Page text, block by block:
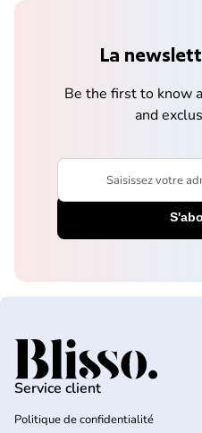
La
Be the first to know
and
Saisissez votre adresse
Accueil
Service client
Politique de confidentialité